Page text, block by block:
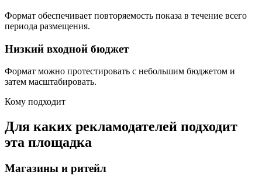
Формат обеспечивает повторяемость показа в течение всего
периода размещения.
Низкий входной бюджет
Формат можно протестировать с небольшим бюджетом и
затем масштабировать.
Кому подходит
Для каких рекламодателей подходит
эта площадка
Магазины и ритейл